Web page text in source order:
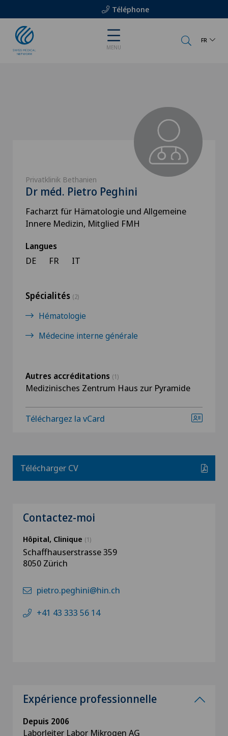
Téléphone
MENU
FR
Privatklinik Bethanien
Dr méd. Pietro Peghini
Facharzt für Hämatologie und Allgemeine
Innere Medizin, Mitglied FMH
Langues
DE FR IT
Spécialités (2)
Hématologie
Médecine interne générale
Autres accréditations (1)
Medizinisches Zentrum Haus zur Pyramide
Téléchargez la vCard
Télécharger CV
Contactez-moi
Hôpital, Clinique (1)
Schaffhauserstrasse 359
8050 Zürich
pietro.peghini@hin.ch
+41 43 333 56 14
Expérience professionnelle
Depuis 2006
Laborleiter Labor Mikrogen AG